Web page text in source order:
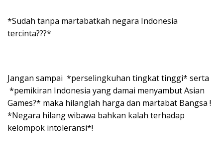
*Sudah tanpa martabatkah negara Indonesia
tercinta???*
Jangan sampai *perselingkuhan tingkat tinggi* serta
*pemikiran Indonesia yang damai menyambut Asian
Games?* maka hilanglah harga dan martabat Bangsa !
*Negara hilang wibawa bahkan kalah terhadap
kelompok intoleransi*!